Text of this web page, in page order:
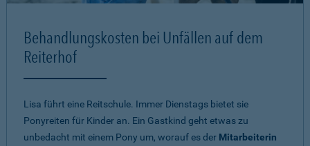
Behandlungskosten bei Unfällen auf dem
Reiterhof
Lisa führt eine Reitschule. Immer Dienstags bietet sie
Ponyreiten für Kinder an. Ein Gastkind geht etwas zu
unbedacht mit einem Pony um, worauf es der Mitarbeiterin